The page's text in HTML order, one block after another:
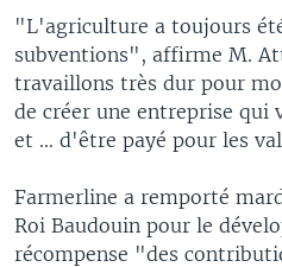
"L'agriculture a toujours
subventions", affirme M.
travaillons très dur pour
de créer une entreprise qui
et ... d'être payé pour les
Farmerline a remporté
Roi Baudouin pour le
récompense "des